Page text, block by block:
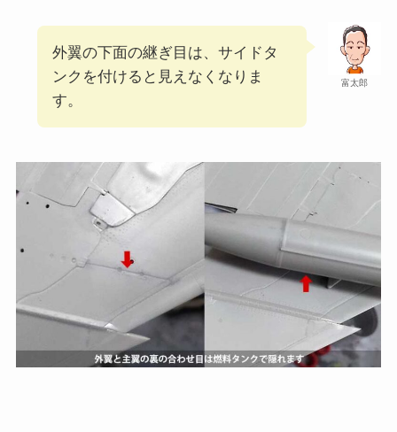
富太郎
外翼の下面の継ぎ目は、サイドタ
ンクを付けると見えなくなりま
す。